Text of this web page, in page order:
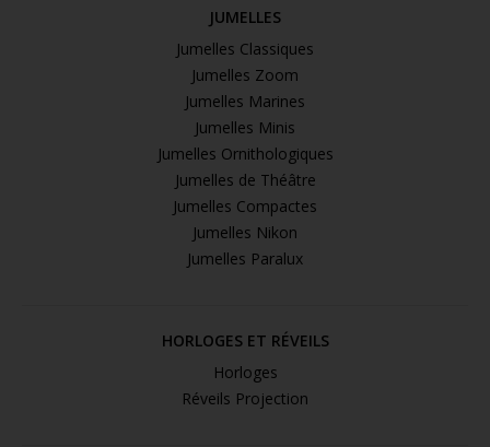
JUMELLES
Jumelles Classiques
Jumelles Zoom
Jumelles Marines
Jumelles Minis
Jumelles Ornithologiques
Jumelles de Théâtre
Jumelles Compactes
Jumelles Nikon
Jumelles Paralux
HORLOGES ET RÉVEILS
Horloges
Réveils Projection